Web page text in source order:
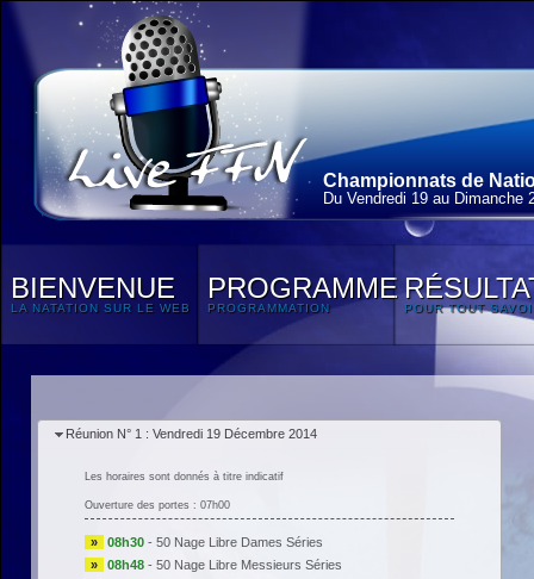
Championnats de
Du Vendredi 19 au Dimanche
BIENVENUE
LA NATATION SUR LE WEB
PROGRAMME
PROGRAMMATION POUR TOUT
Réunion N° 1 : Vendredi 19 Décembre 2014
Les horaires sont donnés à titre indicatif
Ouverture des portes : 07h00
» 08h30- 50 Nage Libre Dames Séries
»
08h48- 50 Nage Libre Messieurs Séries